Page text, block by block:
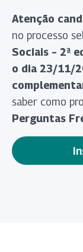
Atenção
no processo
Sociais – 2ª
o dia 23/11/
saber como
Perguntas